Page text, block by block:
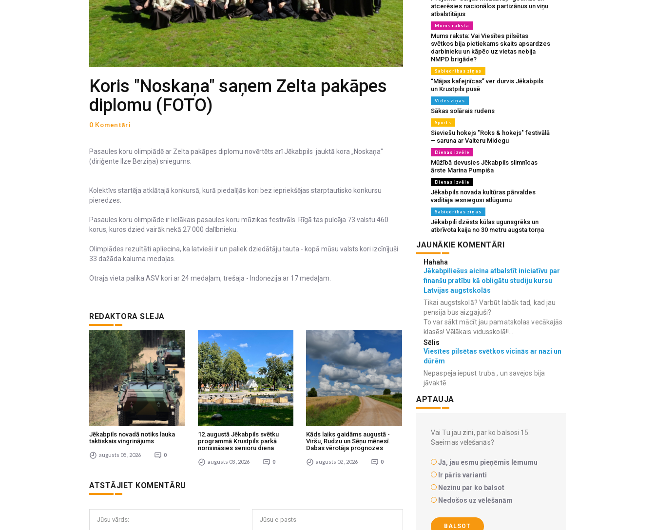
Koris "Noskaņa" saņem Zelta pakāpes
diplomu (FOTO)
0 Komentāri
Pasaules koru olimpiādē ar Zelta pakāpes diplomu novērtēts arī Jēkabpils jauktā kora „Noskaņa"
(diriģente Ilze Bērziņa) sniegums.
Kolektīvs startēja atklātajā konkursā, kurā piedalījās kori bez iepriekšējas starptautisko konkursu
pieredzes.
Pasaules koru olimpiāde ir lielākais pasaules koru mūzikas festivāls. Rīgā tas pulcēja 73 valstu 460
korus, kuros dzied vairāk nekā 27 000 dalībnieku.
Olimpiādes rezultāti apliecina, ka latvieši ir un paliek dziedātāju tauta - kopā mūsu valsts kori izcīnījuši
33 dažāda kaluma medaļas.
Otrajā vietā palika ASV kori ar 24 medaļām, trešajā - Indonēzija ar 17 medaļām.
REDAKTORA SLEJA
Jēkabpils novadā notiks lauka
taktiskais vingrinājums
augusts 05 , 2026 0
12.augustā Jēkabpils svētku
programmā Krustpils parkā
norisināsies senioru diena
augusts 03 , 2026 0
Kāds laiks gaidāms augustā -
Viršu, Rudzu un Sēņu mēnesī.
Dabas vērotāja prognozes
augusts 02 , 2026 0
ATSTĀJIET KOMENTĀRU
Jūsu vārds: Jūsu e-pasts
atcerēsies nacionālos partizānus un viņu
atbalstītājus
Mums raksta
Mums raksta: Vai Viesītes pilsētas
svētkos bija pietiekams skaits apsardzes
darbinieku un kāpēc uz vietas nebija
NMPD brigāde?
Sabiedrības ziņas
“Mājas kafejnīcas” ver durvis Jēkabpils
un Krustpils pusē
Vides ziņas
Sākas solārais rudens
Sports
Sieviešu hokejs "Roks & hokejs" festivālā
– saruna ar Valteru Midegu
Dienas izvēle
Mūžībā devusies Jēkabpils slimnīcas
ārste Marina Pumpiša
Dienas izvēle
Jēkabpils novada kultūras pārvaldes
vadītāja iesniegusi atlūgumu
Sabiedrības ziņas
Jēkabpilī dzēsts kūlas ugunsgrēks un
atbrīvota kaija no 30 metru augsta torņa
JAUNĀKIE KOMENTĀRI
Hahaha
Jēkabpiliešus aicina atbalstīt iniciatīvu par
finanšu pratību kā obligātu studiju kursu
Latvijas augstskolās
Tikai augstskolā? Varbūt labāk tad, kad jau
pensijā būs aizgājuši?
To var sākt mācīt jau pamatskolas vecākajās
klasēs! Vēlākais vidusskolā!!...
Sēlis
Viesītes pilsētas svētkos vicinās ar nazi un
dūrēm
Nepaspēja iepūst trubā , un savējos bija
jāvaktē .
APTAUJA
Vai Tu jau zini, par ko balsosi 15.
Saeimas vēlēšanās?
Jā, jau esmu pieņēmis lēmumu
Ir pāris varianti
Nezinu par ko balsot
Nedošos uz vēlēšanām
BALSOT